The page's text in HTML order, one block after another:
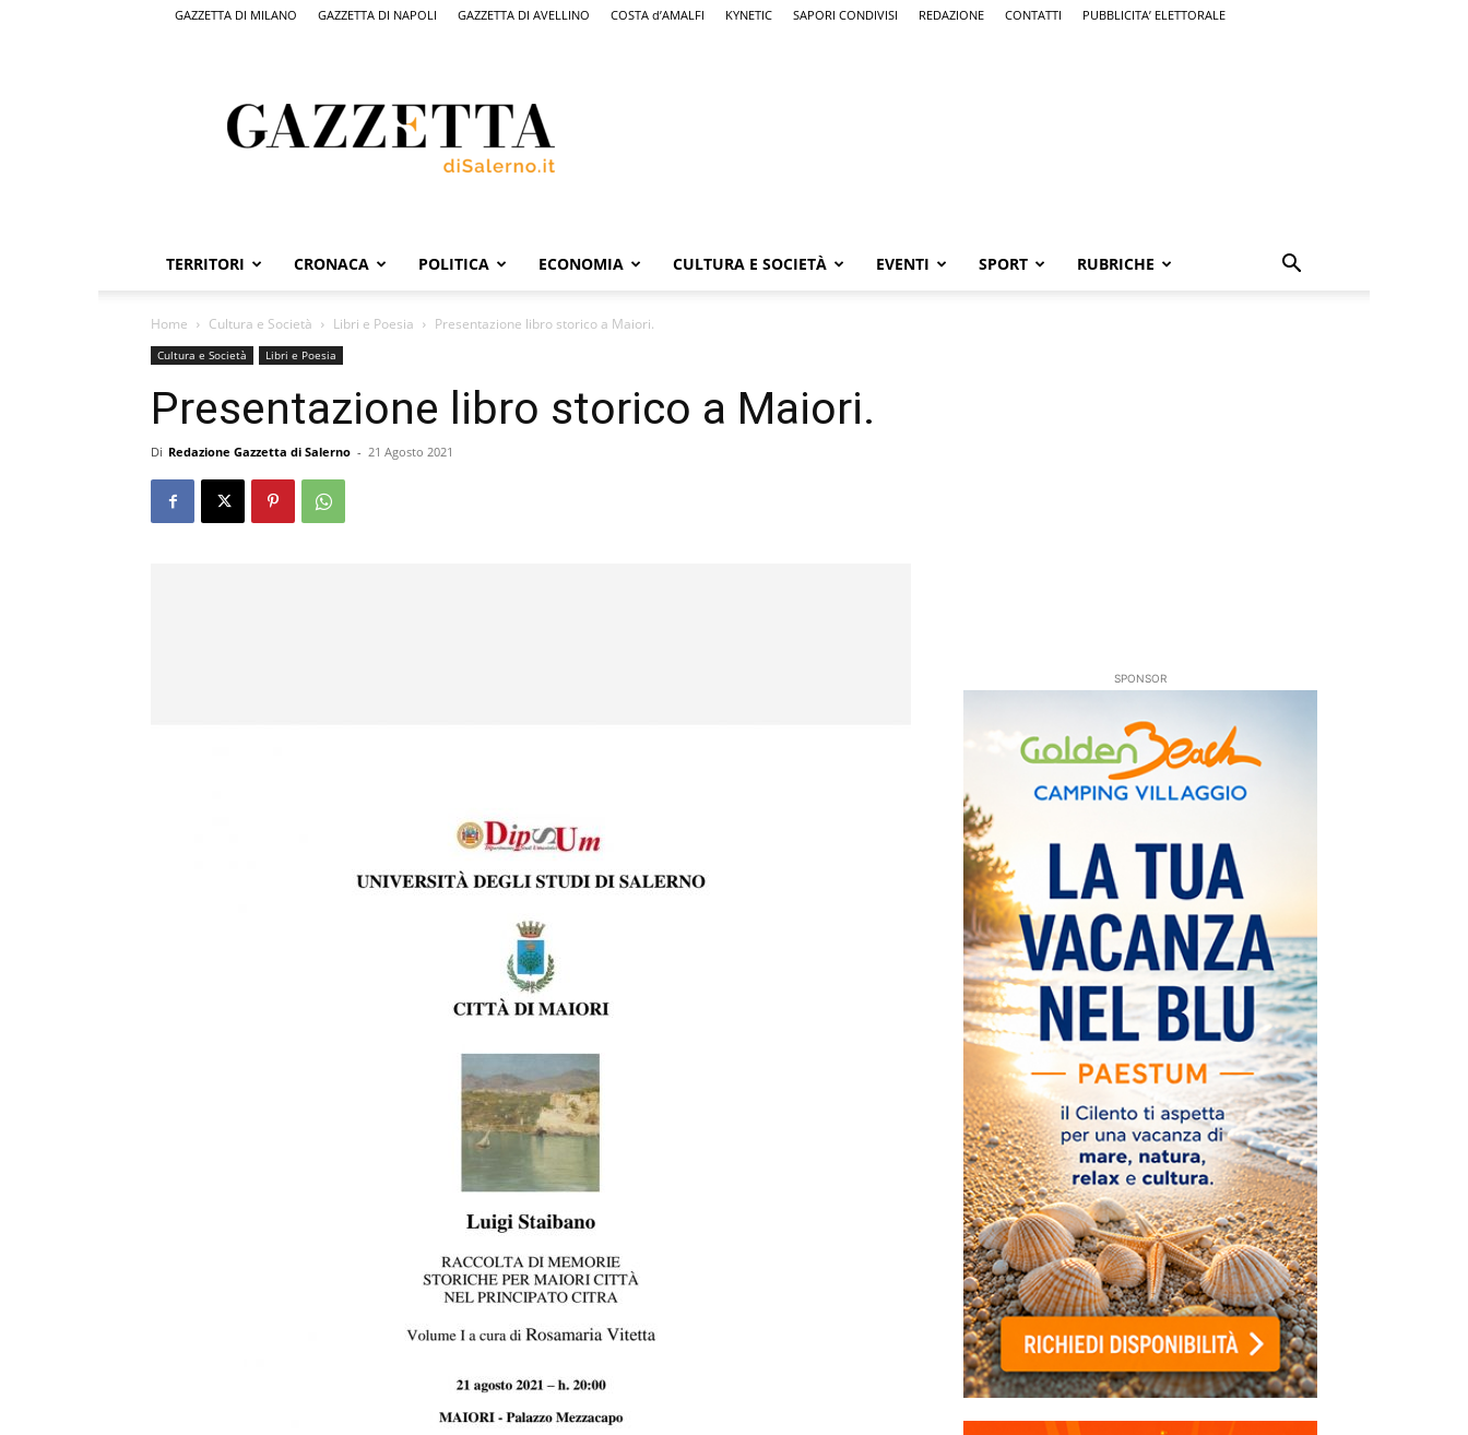
GAZZETTA DI MILANO GAZZETTA DI NAPOLI GAZZETTA DI AVELLINO COSTA d’AMALFI KYNETIC SAPORI CONDIVISI REDAZIONE CONTATTI PUBBLICITA’ ELETTORALE
Salerno,
il
quotidiano
Salerno
TERRITORI CRONACA POLITICA ECONOMIA CULTURA E SOCIETÀ EVENTI SPORT RUBRICHE
Home Cultura e Società Libri e Poesia Presentazione libro storico a Maiori.
Cultura e Società Libri e Poesia
Presentazione libro storico a Maiori.
Di Redazione Gazzetta di Salerno - 21 Agosto 2021
SPONSOR